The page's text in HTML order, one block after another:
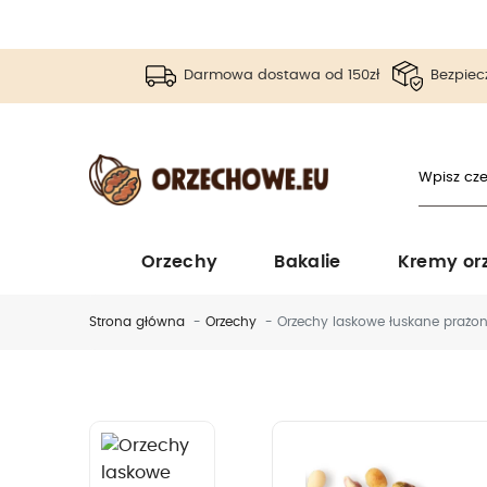
Darmowa dostawa od 150zł
Orzechy Bakalie Kremy
Strona główna Orzechy Orzechy laskowe łuskane